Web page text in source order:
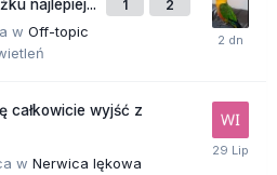
najlepiej... 1 2
w Off-topic
całkowicie wyjść z
w Nerwica lękowa